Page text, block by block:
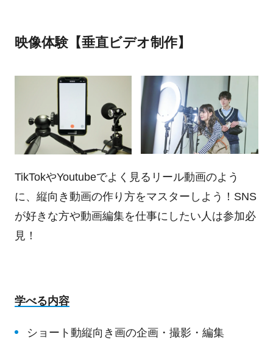
映像体験【垂直ビデオ制作】
TikTokやYoutubeでよく見るリール動画のよう
に、縦向き動画の作り方をマスターしよう！SNS
が好きな方や動画編集を仕事にしたい人は参加必
見！
学べる内容
ショート動縦向き画の企画・撮影・編集